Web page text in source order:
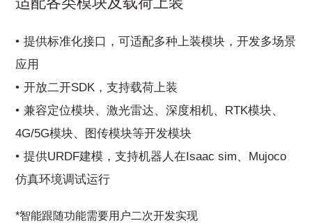
提供标准化接口，可适配多种上装模块，开发多场景
应用
开放二开SDK，支持载荷上装
兼容定位模块、激光雷达、深度相机、RTK模块、
4G/5G模块、图传模块等开发模块
提供URDF建模，支持机器人在Isaac sim、Mujoco
仿真环境调试运行
*智能跟随功能需要用户二次开发实现